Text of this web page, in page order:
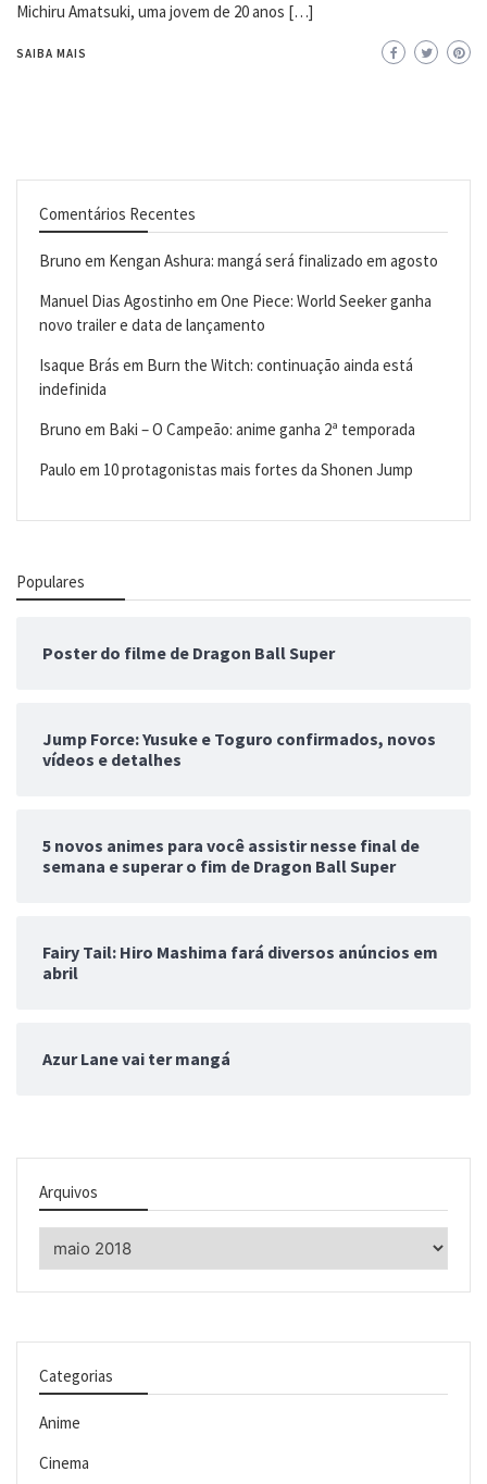
Michiru Amatsuki, uma jovem de 20 anos […]
SAIBA MAIS
Comentários Recentes
Bruno em Kengan Ashura: mangá será finalizado em agosto
Manuel Dias Agostinho em One Piece: World Seeker ganha
novo trailer e data de lançamento
Isaque Brás em Burn the Witch: continuação ainda está
indefinida
Bruno em Baki – O Campeão: anime ganha 2ª temporada
Paulo em 10 protagonistas mais fortes da Shonen Jump
Populares
Poster do filme de Dragon Ball Super
Jump Force: Yusuke e Toguro confirmados, novos
vídeos e detalhes
5 novos animes para você assistir nesse final de
semana e superar o fim de Dragon Ball Super
Fairy Tail: Hiro Mashima fará diversos anúncios em
abril
Azur Lane vai ter mangá
Arquivos
Arquivos
Categorias
Anime
Cinema